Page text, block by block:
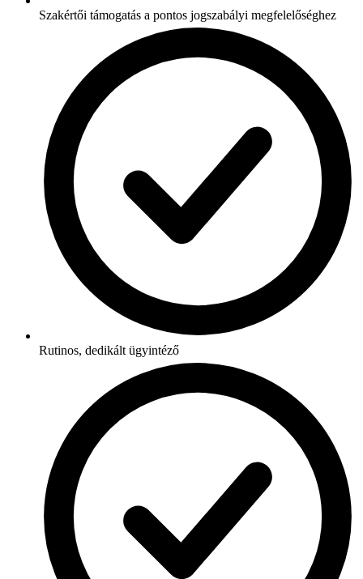
Szakértői támogatás a pontos jogszabályi megfelelőséghez
Rutinos, dedikált ügyintéző